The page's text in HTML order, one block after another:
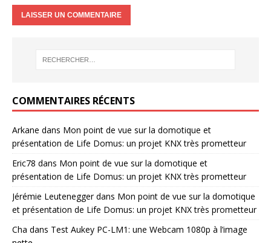
COMMENTAIRES RÉCENTS
Arkane dans Mon point de vue sur la domotique et
présentation de Life Domus: un projet KNX très prometteur
Eric78 dans Mon point de vue sur la domotique et
présentation de Life Domus: un projet KNX très prometteur
Jérémie Leuteneggerdans Mon point de vue sur la domotique
et présentation de Life Domus: un projet KNX très prometteur
Cha dans Test Aukey PC-LM1: une Webcam 1080p à l’image